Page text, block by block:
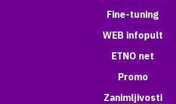
Fine-tuning
WEB infopult
ETNO net
Promo
Zanimljivosti